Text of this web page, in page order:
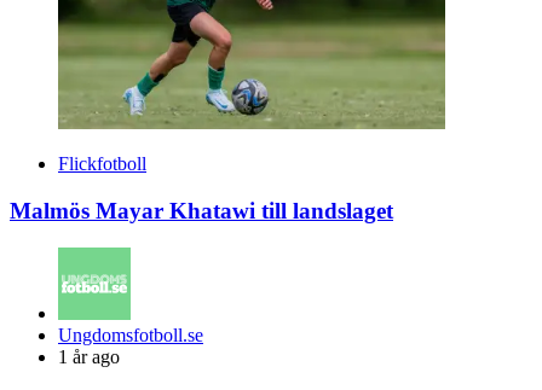
Flickfotboll
Malmös Mayar Khatawi till landslaget
Posted
by
Ungdomsfotboll.se
1 år ago